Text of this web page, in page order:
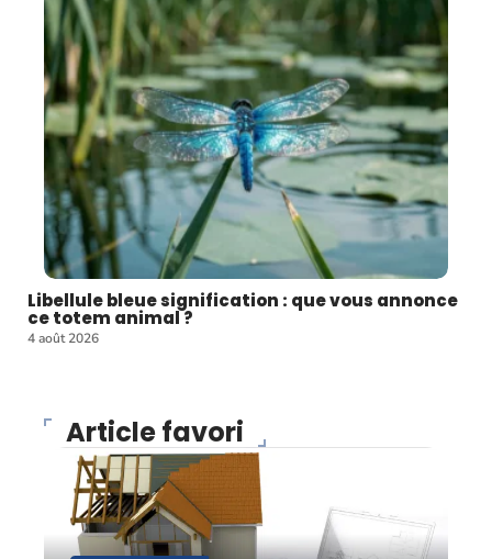
Libellule bleue signification : que vous annonce
ce totem animal ?
4 août 2026
Article favori